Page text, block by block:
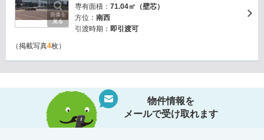
画像を
見る
専有面積： 71.04㎡（壁芯）
方位： 南西
引渡時期： 即引渡可
（掲載写真4枚）
物件情報を
メールで受け取れます